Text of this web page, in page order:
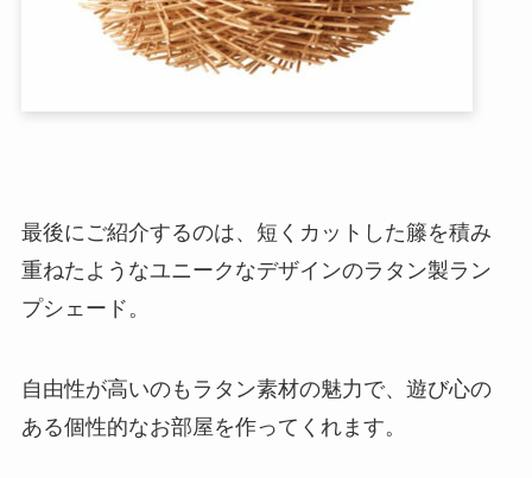
最後にご紹介するのは、短くカットした籐を積み
重ねたようなユニークなデザインのラタン製ラン
プシェード。
自由性が高いのもラタン素材の魅力で、遊び心の
ある個性的なお部屋を作ってくれます。